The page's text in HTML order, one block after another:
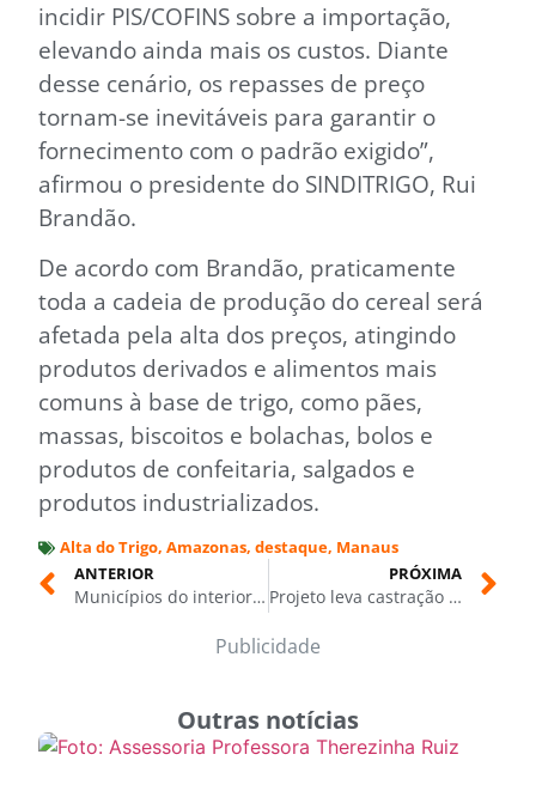
incidir PIS/COFINS sobre a importação,
elevando ainda mais os custos. Diante
desse cenário, os repasses de preço
tornam-se inevitáveis para garantir o
fornecimento com o padrão exigido”,
afirmou o presidente do SINDITRIGO, Rui
Brandão.
De acordo com Brandão, praticamente
toda a cadeia de produção do cereal será
afetada pela alta dos preços, atingindo
produtos derivados e alimentos mais
comuns à base de trigo, como pães,
massas, biscoitos e bolachas, bolos e
produtos de confeitaria, salgados e
produtos industrializados.
Alta do Trigo, Amazonas, destaque, Manaus
ANTERIOR
Municípios do interior serão beneficiados com entrega de títulos de terra e ações de regularização fundiária
PRÓXIMA
Projeto leva castração de animais a comunidades ribeirinhas com unidade fluvial inédita no mundo
Publicidade
Outras notícias